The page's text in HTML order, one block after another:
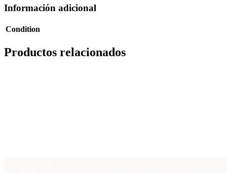
Información adicional
Condition
Productos relacionados